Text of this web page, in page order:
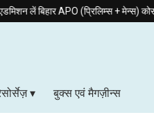
APO (प्रिलिम्स + मेन्स) कोर्स में और
बुक्स एवं मैगज़ीन्स